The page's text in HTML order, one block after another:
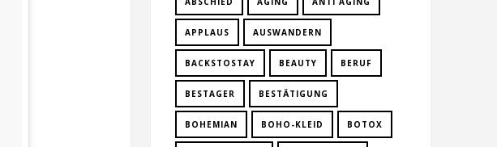
APPLAUS AUSWANDERN
BACKSTOSTAY BEAUTY BERUF
BESTAGER BESTÄTIGUNG
BOHEMIAN BOHO-KLEID BOTOX